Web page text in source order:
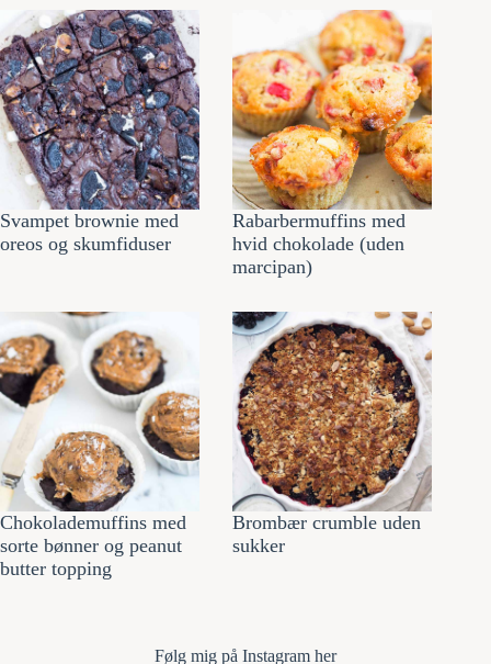
Svampet brownie med
oreos og skumfiduser
Rabarbermuffins med
hvid chokolade (uden
marcipan)
Chokolademuffins med
sorte bønner og peanut
butter topping
Brombær crumble uden
sukker
Følg mig på Instagram her